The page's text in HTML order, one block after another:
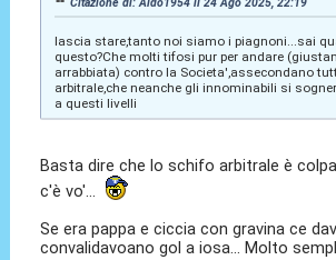
lascia stare,tanto noi siamo i piagnoni...sai
questo?Che molti tifosi pur per andare
arrabbiata) contro la Societa',assecondano
arbitrale,che neanche gli innominabili si
a questi livelli
Basta dire che lo schifo arbitrale è
c'è vo'...
Se era pappa e ciccia con gravina ce
convalidavoano gol a iosa... Molto